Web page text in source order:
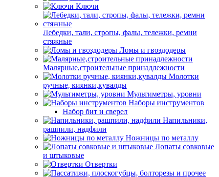
Ключи
Лебедки, тали, стропы, фалы, тележки, ремни
стяжные
Ломы и гвоздодеры
Малярные,строительные принадлежности
Молотки
ручные, киянки,кувалды
Мультиметры, уровни
Наборы инструментов
Набор бит и сверел
Напильники,
рашпили, надфили
Ножницы по металлу
Лопаты совковые
и штыковые
Отвертки